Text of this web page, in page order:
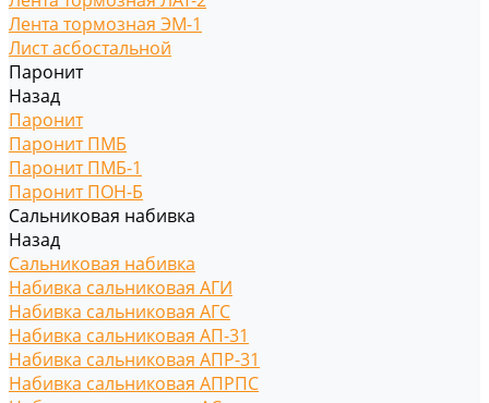
Лента тормозная ЭМ-1
Лист асбостальной
Паронит
Назад
Паронит
Паронит ПМБ
Паронит ПМБ-1
Паронит ПОН-Б
Сальниковая набивка
Назад
Сальниковая набивка
Набивка сальниковая АГИ
Набивка сальниковая АГС
Набивка сальниковая АП-31
Набивка сальниковая АПР-31
Набивка сальниковая АПРПС